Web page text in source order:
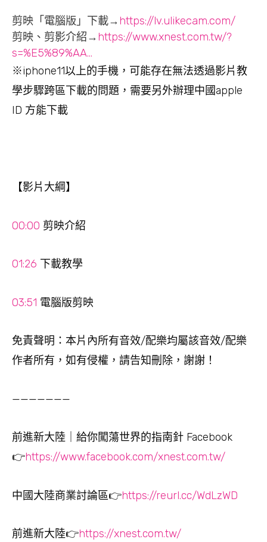
剪映「電腦版」下載→https://lv.ulikecam.com/
剪映、剪影介紹→https://www.xnest.com.tw/?
s=%E5%89%AA…
※iphone11以上的手機，可能存在無法透過影片教
學步驟跨區下載的問題，需要另外辦理中國apple
ID 方能下載
【影片大綱】
00:00 剪映介紹
01:26 下載教學
03:51 電腦版剪映
免責聲明：本片內所有音效/配樂均屬該音效/配樂
作者所有，如有侵權，請告知刪除，謝謝！
———————
前進新大陸｜給你闖蕩世界的指南針 Facebook
👉https://www.facebook.com/xnest.com.tw/
中國大陸商業討論區👉https://reurl.cc/WdLzWD
前進新大陸👉https://xnest.com.tw/